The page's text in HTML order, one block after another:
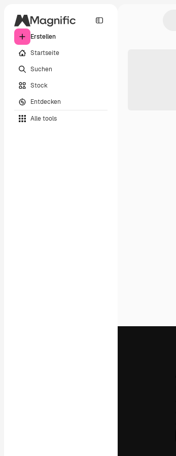
Erstellen
Startseite
Suchen
Stock
Entdecken
Alle tools